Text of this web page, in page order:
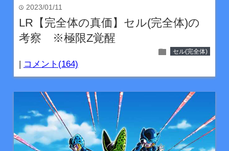
time 2023/01/11
LR【完全体の真価】セル(完全体)の
考察 ※極限Z覚醒
folder セル(完全体)
| コメント(164)